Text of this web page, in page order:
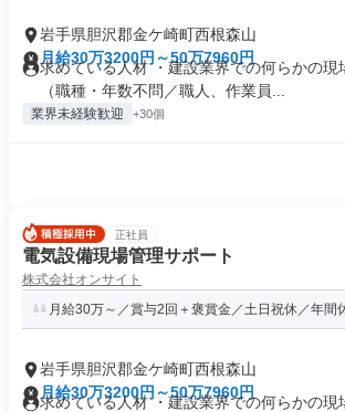
岩手県胆沢郡金ケ崎町西根森山
月給30万3200円～50万7960円
求めている人材 ・建設業界での何らかの現
（職種・年数不問／職人、作業員...
業界未経験歓迎 +30個
正社員
電気設備現場管理サポート
株式会社オンサイト
月給30万～／賞与2回＋褒賞金／土日祝休／年間
岩手県胆沢郡金ケ崎町西根森山
月給30万3200円～50万7960円
求めている人材 ・建設業界での何らかの現